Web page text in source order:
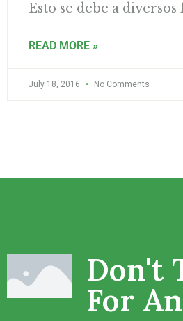
Esto se debe a diversos
READ MORE »
July 18, 2016 No Comments
Don't
For